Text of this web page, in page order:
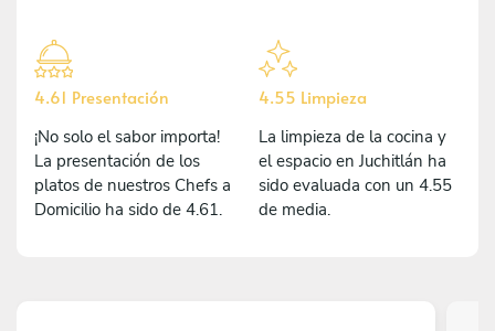
4.61 Presentación
¡No solo el sabor importa!
La presentación de los
platos de nuestros Chefs a
Domicilio ha sido de 4.61.
4.55 Limpieza
La limpieza de la cocina y
el espacio en Juchitlán ha
sido evaluada con un 4.55
de media.